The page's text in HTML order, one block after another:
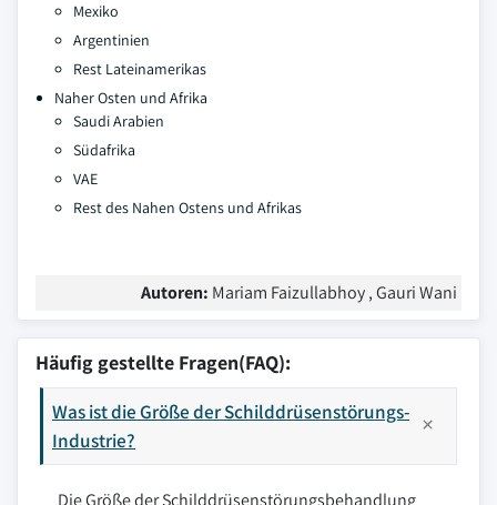
Mexiko
Argentinien
Rest Lateinamerikas
Naher Osten und Afrika
Saudi Arabien
Südafrika
VAE
Rest des Nahen Ostens und Afrikas
Autoren: Mariam Faizullabhoy , Gauri Wani
Häufig gestellte Fragen(FAQ):
Was ist die Größe der Schilddrüsenstörungs-
Industrie?
Die Größe der Schilddrüsenstörungsbehandlung